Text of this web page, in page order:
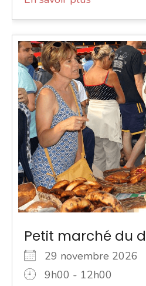
Petit marché du
29 novembre 2026
9h00 - 12h00